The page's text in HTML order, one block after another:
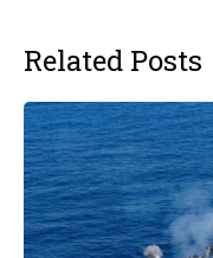
Related Posts